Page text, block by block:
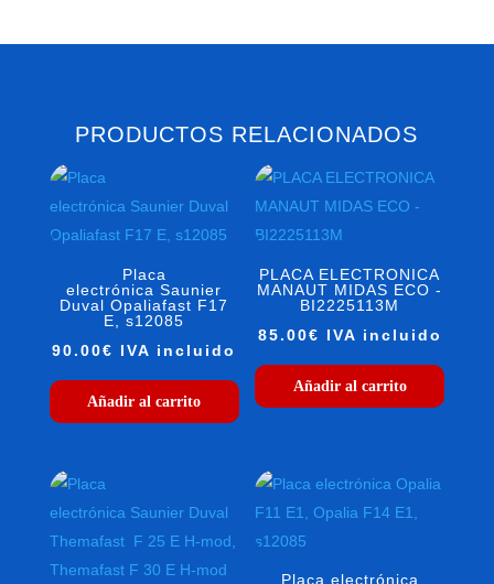
PRODUCTOS RELACIONADOS
Placa
electrónica Saunier
Duval Opaliafast F17
E, s12085
90.00€ IVA incluido
Añadir al carrito
PLACA ELECTRONICA
MANAUT MIDAS ECO -
BI2225113M
85.00€ IVA incluido
Añadir al carrito
Placa electrónica